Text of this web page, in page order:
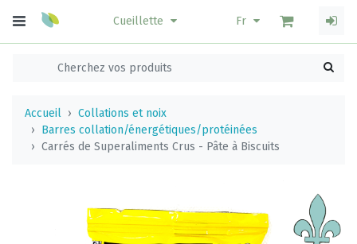
Cueillette Fr
Accueil
Collations et noix
Barres collation/énergétiques/protéinées
Carrés de Superaliments Crus - Pâte à Biscuits